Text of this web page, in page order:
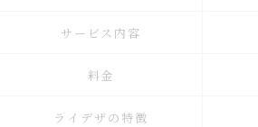
サービス内容
料金
ライデザの特徴